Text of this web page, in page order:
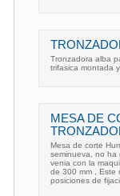
Tronzadora alba
trifasica montada y
MESA DE
Mesa de corte
seminueva, no ha
venia con la
de 300 mm , Este
posiciones de